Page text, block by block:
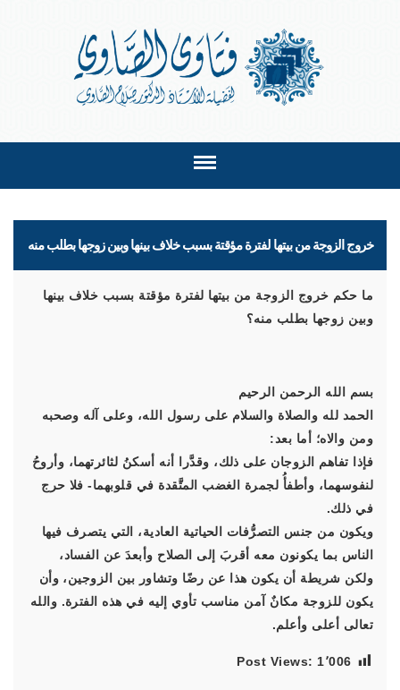
خروج الزوجة من بيتها لفترة مؤقتة بسبب خلاف بينها وبين زوجها بطلب منه
ما حكم خروج الزوجة من بيتها لفترة مؤقتة بسبب خلاف بينها
وبين زوجها بطلب منه؟
بسم الله الرحمن الرحيم
الحمد لله والصلاة والسلام على رسول الله، وعلى آله وصحبه
ومن والاه؛ أما بعد:
فإذا تفاهم الزوجان على ذلك، وقدَّرا أنه أسكنُ لثائرتهما، وأروحُ
لنفوسهما، وأطفأُ لجمرة الغضب المتَّقدة في قلوبهما- فلا حرج
في ذلك.
ويكون من جنس التصرُّفات الحياتية العادية، التي يتصرف فيها
الناس بما يكونون معه أقربَ إلى الصلاح وأبعدَ عن الفساد،
ولكن شريطة أن يكون هذا عن رضًا وتشاور بين الزوجين، وأن
يكون للزوجة مكانٌ آمن مناسب تأوي إليه في هذه الفترة. والله
تعالى أعلى وأعلم.
Post Views: 1٬006